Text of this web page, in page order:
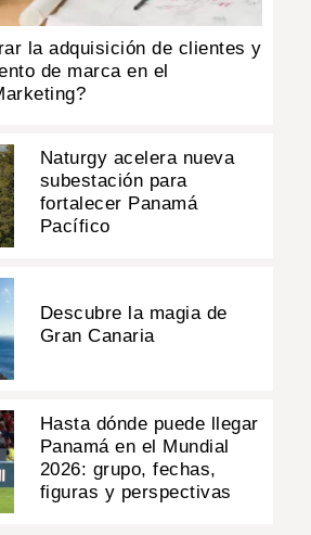
la adquisición de clientes y
de marca en el
Naturgy acelera nueva
subestación para
fortalecer Panamá
Pacífico
Descubre la magia de
Gran Canaria
Hasta dónde puede llegar
Panamá en el Mundial
2026: grupo, fechas,
figuras y perspectivas